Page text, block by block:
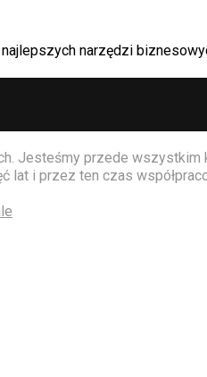
narzędzi
Jesteśmy przede
lat i przez ten czas